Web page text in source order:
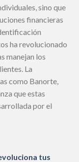
sino que
financieras
ha revolucionado
manejan los
La
como Banorte,
que estas
por el
tus